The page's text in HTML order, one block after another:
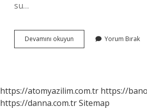
su…
Devamını okuyun
Kaç
Yorum Bırak
https://atomyazilim.com.tr https://
https://danna.com.trSitemap